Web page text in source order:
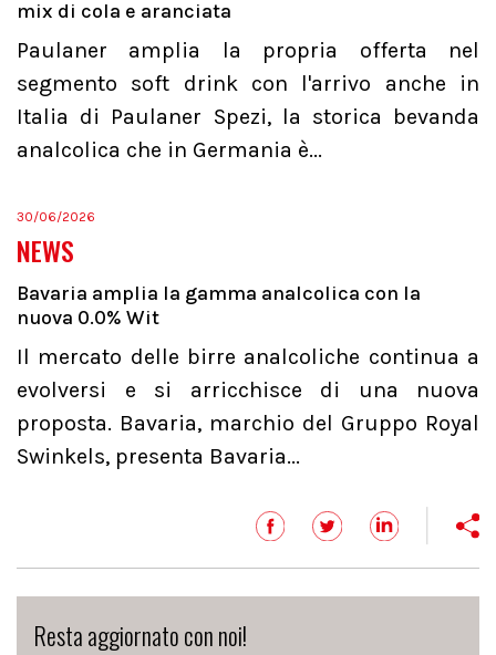
mix di cola e aranciata
Paulaner amplia la propria offerta nel
segmento soft drink con l'arrivo anche in
Italia di Paulaner Spezi, la storica bevanda
analcolica che in Germania è...
30/06/2026
NEWS
Bavaria amplia la gamma analcolica con la
nuova 0.0% Wit
Il mercato delle birre analcoliche continua a
evolversi e si arricchisce di una nuova
proposta. Bavaria, marchio del Gruppo Royal
Swinkels, presenta Bavaria...
Resta aggiornato con noi!